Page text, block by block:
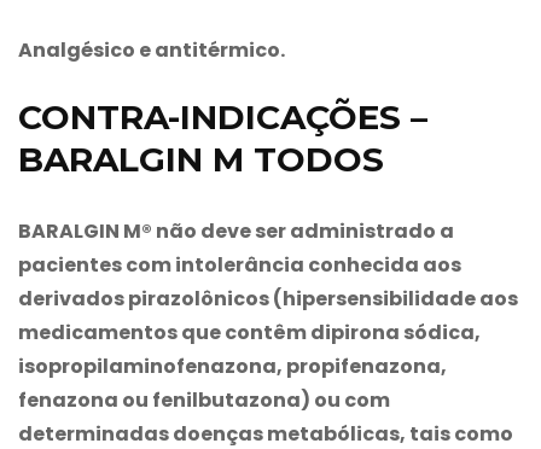
Analgésico e antitérmico.
CONTRA-INDICAÇÕES –
BARALGIN M TODOS
BARALGIN M® não deve ser administrado a
pacientes com intolerância conhecida aos
derivados pirazolônicos (hipersensibilidade aos
medicamentos que contêm dipirona sódica,
isopropilaminofenazona, propifenazona,
fenazona ou fenilbutazona) ou com
determinadas doenças metabólicas, tais como